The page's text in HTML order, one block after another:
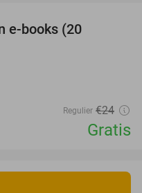
e-books (20
Regulier €24
Gratis